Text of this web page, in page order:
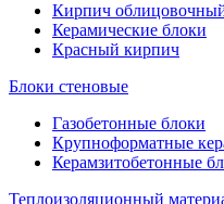
Кирпич
Керамические блоки
Красный кирпич
Блоки стеновые
Газобетонные блоки
Крупноформатные
Керамзитобетонные
Теплоизоляционный